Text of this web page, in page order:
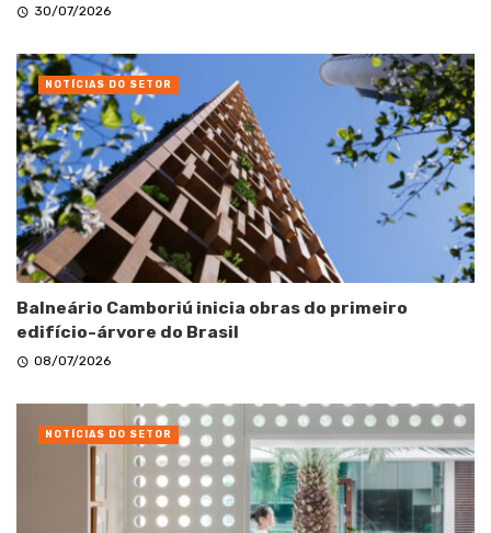
30/07/2026
Balneário Camboriú inicia obras do primeiro
edifício-árvore do Brasil
08/07/2026
NOTÍCIAS DO SETOR
NOTÍCIAS DO SETOR